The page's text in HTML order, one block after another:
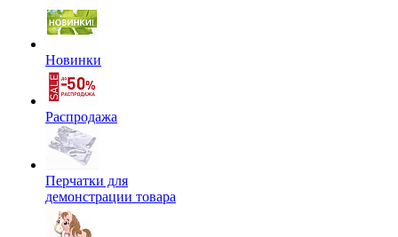
Новинки
Распродажа
Перчатки для
демонстрации товара